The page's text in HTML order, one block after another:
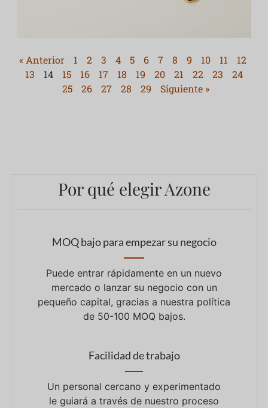
« Anterior 1 2 3 4 5 6 7 8 9 10 11
12
13
14 15 16 17 18 19 20 21 22 23
24
25
26 27 28 29 Siguiente »
Por qué elegir Azone
MOQ bajo para empezar su negocio
Puede entrar rápidamente en un nuevo
mercado o lanzar su negocio con un
pequeño capital, gracias a nuestra política
de 50-100 MOQ bajos.
Facilidad de trabajo
Un personal cercano y experimentado
le guiará a través de nuestro proceso